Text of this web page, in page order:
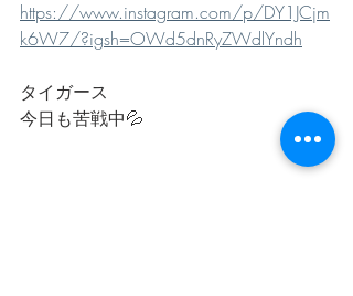
https://www.instagram.com/p/DY1JCjm
k6W7/?igsh=OWd5dnRyZWdlYndh
タイガース
今日も苦戦中💦